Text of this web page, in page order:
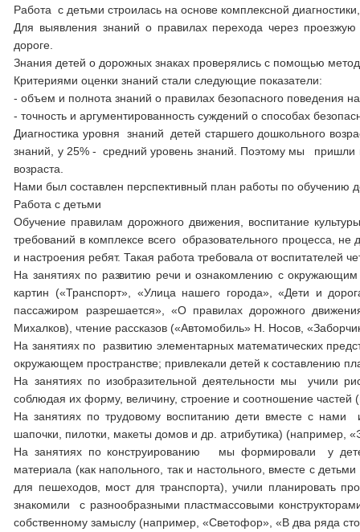
Работа с детьми строилась на основе комплексной
Для выявления знаний о правилах перехода через
дороге.
Знания детей о дорожных знаках проверялись с помощью
Критериями оценки знаний стали следующие показатели:
- объем и полнота знаний о правилах безопасного поведения
- точность и аргументированность суждений о способах
Диагностика уровня знаний детей старшего дошкольного
знаний, у 25% - средний уровень знаний. Поэтому мы пришли
возраста.
Нами был составлен перспективный план работы по обучению
Работа с детьми
Обучение правилам дорожного движения, воспитание
требований в комплексе всего образовательного процесса,
и настроения ребят. Такая работа требовала от воспитателей
На занятиях по развитию речи и ознакомлению с
картин («Транспорт», «Улица нашего города», «Дети и
пассажиром разрешается», «О правилах дорожного
Михалков), чтение рассказов («Автомобиль» Н. Носов,
На занятиях по развитию элементарных математических
окружающем пространстве; привлекали детей к составлению
На занятиях по изобразительной деятельности мы учили
соблюдая их форму, величину, строение и соотношение
На занятиях по трудовому воспитанию дети вместе с
шапочки, пилотки, макеты домов и др. атрибутика) (например,
На занятиях по конструированию мы формировали у
материала (как напольного, так и настольного, вместе с
для пешеходов, мост для транспорта), учили планировать
знакомили с разнообразными пластмассовыми
собственному замыслу (например, «Светофор», «В два ряда